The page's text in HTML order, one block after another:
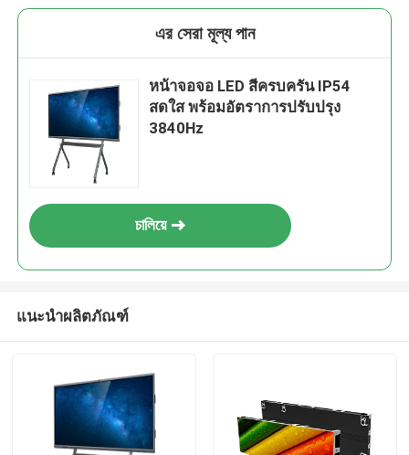
এর সেরা মূল্য পান
หน้าจอจอ LED สีครบครัน IP54
สดใส พร้อมอัตราการปรับปรุง
3840Hz
চালিয়ে
แนะนำผลิตภัณฑ์